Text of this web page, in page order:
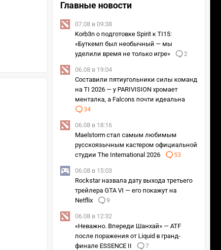
Главные новости
07.08 в 09:38
Korb3n о подготовке Spirit к TI15:
«Буткемп был необычный — мы
уделили время не только игре»
2
06.08 в 19:04
Составили пятиугольники силы команд
на TI 2026 — у PARIVISION хромает
менталка, а Falcons почти идеальна
34
06.08 в 18:16
Maelstorm стал самым любимым
русскоязычным кастером официальной
студии The International 2026
53
06.08 в 15:03
Rockstar назвала дату выхода третьего
трейлера GTA VI — его покажут на
Netflix
9
06.08 в 12:32
«Неважно. Впереди Шанхай» — ATF
после поражения от Liquid в гранд-
финале ESSENCE II
7